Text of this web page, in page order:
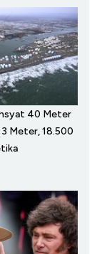
40 Meter
3 Meter, 18.500